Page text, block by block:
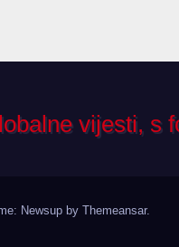
Newsup by Themeansar.